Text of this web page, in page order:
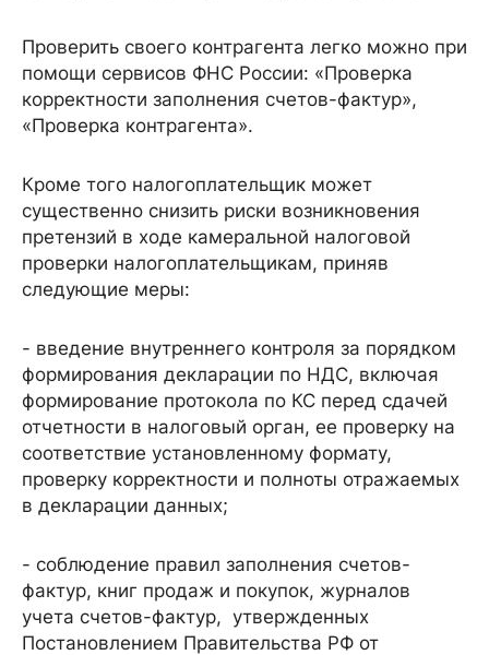
Проверить своего контрагента легко можно при
помощи сервисов ФНС России: «Проверка
корректности заполнения счетов-фактур»,
«Проверка контрагента».
Кроме того налогоплательщик может
существенно снизить риски возникновения
претензий в ходе камеральной налоговой
проверки налогоплательщикам, приняв
следующие меры:
- введение внутреннего контроля за порядком
формирования декларации по НДС, включая
формирование протокола по КС перед сдачей
отчетности в налоговый орган, ее проверку на
соответствие установленному формату,
проверку корректности и полноты отражаемых
в декларации данных;
- соблюдение правил заполнения счетов-
фактур, книг продаж и покупок, журналов
учета счетов-фактур, утвержденных
Постановлением Правительства РФ от